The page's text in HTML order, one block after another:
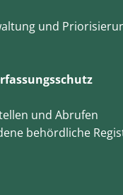
und
und Abrufen
behördliche